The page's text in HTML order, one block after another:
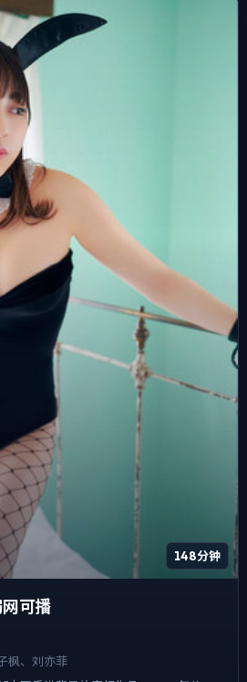
148分钟
网可播
枫、刘亦菲